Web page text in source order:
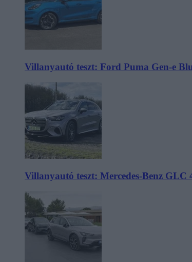
Villanyautó teszt: Ford Puma Gen-e
Villanyautó teszt: Mercedes-Benz